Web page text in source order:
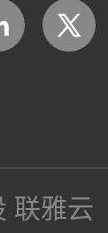
联雅云